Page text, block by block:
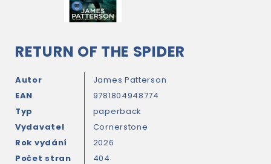
RETURN OF THE SPIDER
Autor
James Patterson
EAN
9781804948774
Typ
paperback
Vydavatel
Cornerstone
Rok vydání
2026
Počet stran
404